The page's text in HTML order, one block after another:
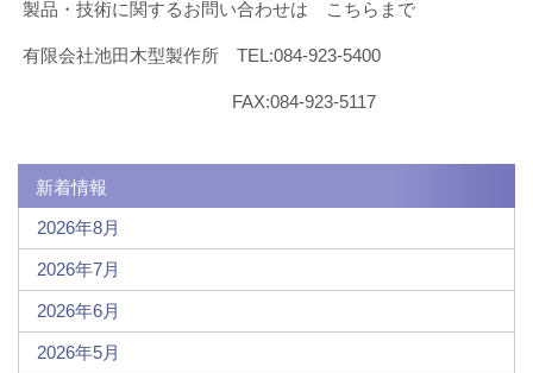
製品・技術に関するお問い合わせは こちらまで
有限会社池田木型製作所 TEL:084-923-5400
FAX:084-923-5117
新着情報
2026年8月
2026年7月
2026年6月
2026年5月